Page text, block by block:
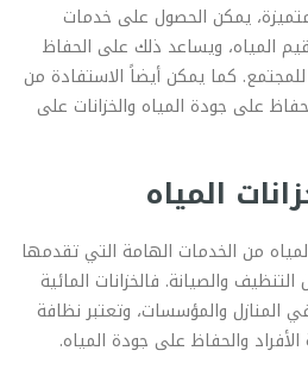
يمكن الحصول على خدمات
المياه، ويساعد ذلك على الحفاظ
كما يمكن أيضاً الاستفادة من
على جودة المياه والخزانات على
المياه
من الخدمات الهامة التي تقدمها
والصيانة. فالخزانات المائية
المنازل والمؤسسات، وتعتبر نظافة
والحفاظ على جودة المياه.